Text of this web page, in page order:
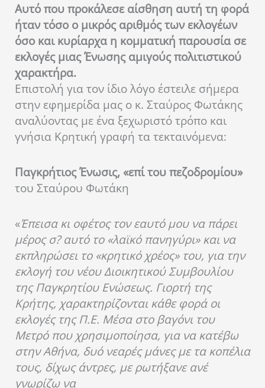
Αυτό που προκάλεσε αίσθηση αυτή τη φορά
ήταν τόσο ο μικρός αριθμός των εκλογέων
όσο και κυρίαρχα η κομματική παρουσία σε
εκλογές μιας Ένωσης αμιγούς πολιτιστικού
χαρακτήρα.
Επιστολή για τον ίδιο λόγο έστειλε σήμερα
στην εφημερίδα μας ο κ. Σταύρος Φωτάκης
αναλύοντας με ένα ξεχωριστό τρόπο και
γνήσια Κρητική γραφή τα τεκταινόμενα:
Παγκρήτιος Ένωσις, «επί του πεζοδρομίου»
του Σταύρου Φωτάκη
«Έπεισα κι οφέτος τον εαυτό μου να πάρει
μέρος σ? αυτό το «λαϊκό πανηγύρι» και να
εκπληρώσει το «κρητικό χρέος» του, για την
εκλογή του νέου Διοικητικού Συμβουλίου
της Παγκρητίου Ενώσεως. Γιορτή της
Κρήτης, χαρακτηρίζονται κάθε φορά οι
εκλογές της Π.Ε. Μέσα στο βαγόνι του
Μετρό που χρησιμοποίησα, για να κατέβω
στην Αθήνα, δυό νεαρές μάνες με τα κοπέλια
τους, δίχως άντρες, με ρωτήξανε ανέ
γνωρίζω να